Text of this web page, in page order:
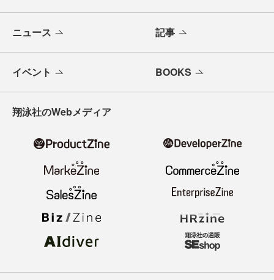
ニュース 記事
イベント BOOKS
翔泳社のWebメディア